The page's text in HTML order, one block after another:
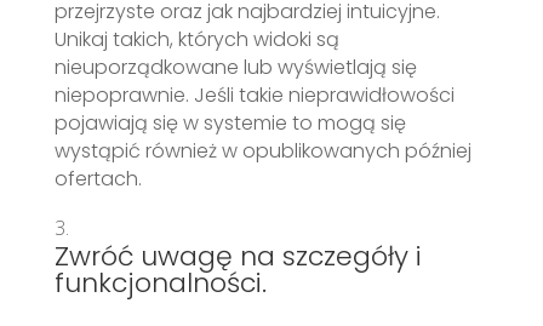
przejrzyste oraz jak najbardziej intuicyjne.
Unikaj takich, których widoki są
nieuporządkowane lub wyświetlają się
niepoprawnie. Jeśli takie nieprawidłowości
pojawiają się w systemie to mogą się
wystąpić również w opublikowanych później
ofertach.
Zwróć uwagę na szczegóły i
funkcjonalności.